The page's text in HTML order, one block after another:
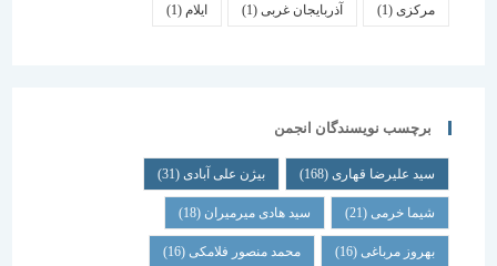
(1) آذربایجان غربی(1) ایلام
برچسب نویسندگان انجمن
سید علیرضا قهاری(168) بیژن علی آبادی(31)
شیما خرمی(21) سید هادی میرمیران(18)
بهروز مرباغی (16) محمد منصور فلامکی (16)